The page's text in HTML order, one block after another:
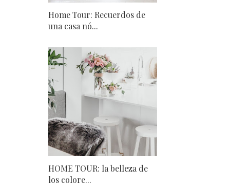
Home Tour: Recuerdos de
una casa nó...
HOME TOUR: la belleza de
los colore...